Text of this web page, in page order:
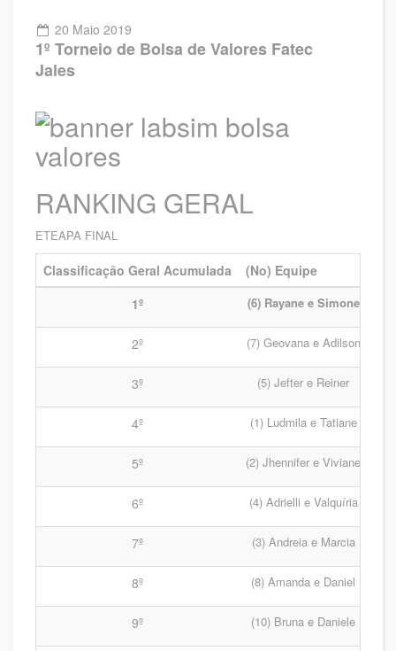
20 Maio 2019
1º Torneio de Bolsa de Valores Fatec
Jales
RANKING GERAL
ETEAPA FINAL
Classificação Geral Acumulada (No) Equipe
1º
(6) Rayane e Simone
2º (7) Geovana e Adilson
3º (5) Jefter e Reiner
4º (1) Ludmila e Tatiane
5º (2) Jhennifer e Viviane
6º (4) Adrielli e Valquíria
7º (3) Andreia e Marcia
8º (8) Amanda e Daniel
9º (10) Bruna e Daniele